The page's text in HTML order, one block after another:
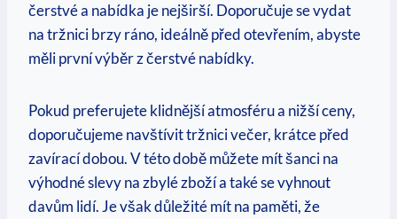
čerstvé a nabídka je nejširší. Doporučuje se vydat
na tržnici brzy ráno, ideálně před otevřením, abyste
měli první výběr z čerstvé nabídky.
Pokud preferujete klidnější atmosféru a nižší ceny,
doporučujeme navštívit tržnici večer, krátce před
zavírací dobou. V této době můžete mít šanci na
výhodné slevy na zbylé zboží a také se vyhnout
davům lidí. Je však důležité mít na paměti, že